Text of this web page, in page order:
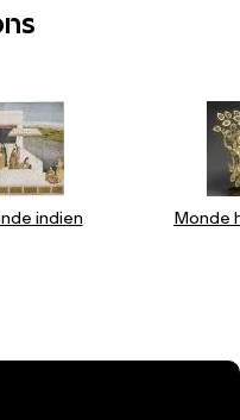
indien Monde